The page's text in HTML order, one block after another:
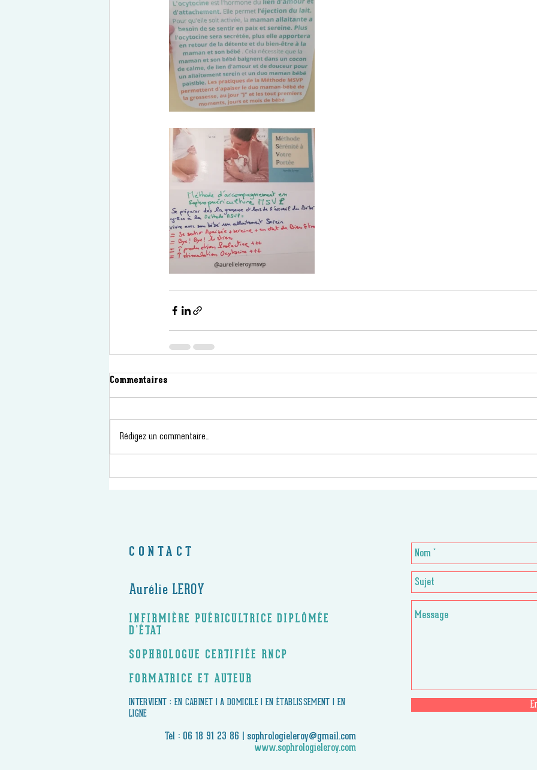
Commentaires
Rédigez un commentaire...
CONTACT
Aurélie LEROY
INFIRMIÈRE PUÉRICULTRICE DIPLÔMÉE
D’ÉTAT
SOPHROLOGUE CERTIFIÉE RNCP
FORMATRICE ET AUTEUR
​INTERVIENT : EN CABINET | A DOMICILE | EN ÉTABLISSEMENT | EN
LIGNE
Tél : 06 18 91 23 86 | sophrologieleroy@gmail.com
www.sophrologieleroy.com